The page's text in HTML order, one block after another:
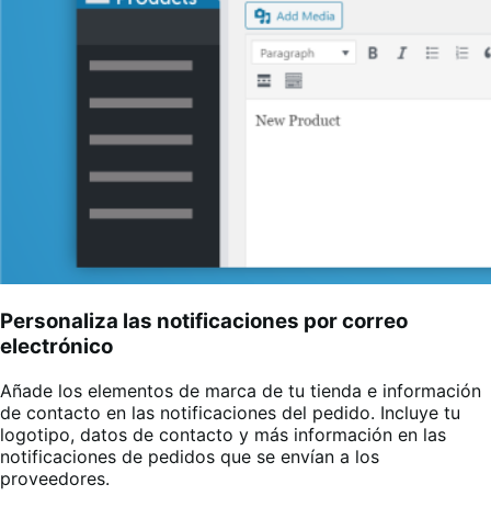
Personaliza las notificaciones por correo
electrónico
Añade los elementos de marca de tu tienda e información
de contacto en las notificaciones del pedido. Incluye tu
logotipo, datos de contacto y más información en las
notificaciones de pedidos que se envían a los
proveedores.